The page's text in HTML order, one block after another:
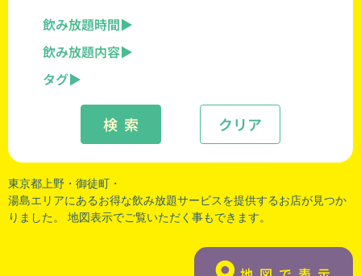
飲み放題時間
飲み放題内容
タグ
クリア
検 索
東京都上野・ 御徒町
・
湯島エリアにあるお得な飲み放題サービスを提供するお店が見つか
りました。 地図表示でご覧いただく事もできます。